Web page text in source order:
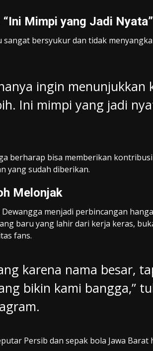
Mimpi yang Jadi Nyata”
sangat bersyukur dan tidak
ingin menunjukkan
Ini mimpi yang jadi
berharap bisa memberikan
yang sudah diberikan.
Melonjak
menjadi perbincangan
baru yang lahir dari kerja keras,
fans.
karena nama besar,
bikin kami bangga,”
Persib dan sepak bola Jawa Barat